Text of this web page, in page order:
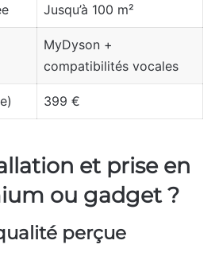
Jusqu’à 100 m²
MyDyson +
compatibilités vocales
399 €
et prise en
ou gadget ?
perçue